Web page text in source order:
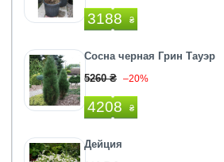
3188 ₴
Сосна черная Грин Тауэр
5260 ₴ –20%
4208 ₴
Дейция